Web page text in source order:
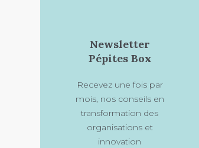
Newsletter
Pépites Box
Recevez une fois par
mois, nos conseils en
transformation des
organisations et
innovation